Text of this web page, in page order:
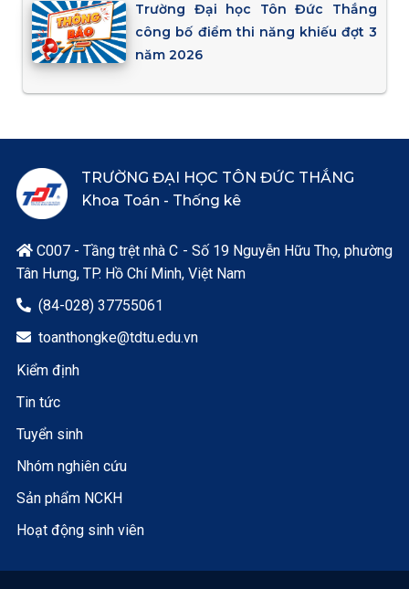
Trường Đại học Tôn Đức Thắng
công bố điểm thi năng khiếu đợt 3
năm 2026
TRƯỜNG ĐẠI HỌC TÔN ĐỨC THẮNG
Khoa Toán - Thống kê
C007 - Tầng trệt nhà C - Số 19 Nguyễn Hữu Thọ, phường
Tân Hưng, TP. Hồ Chí Minh, Việt Nam
 (84-028) 37755061
 toanthongke@tdtu.edu.vn
Kiểm định
Tin tức
Tuyển sinh
Nhóm nghiên cứu
Sản phẩm NCKH
Hoạt động sinh viên